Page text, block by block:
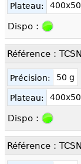
Plateau:
Dispo :
Référence :
Précision: 50 g
Plateau:
Dispo :
Référence :